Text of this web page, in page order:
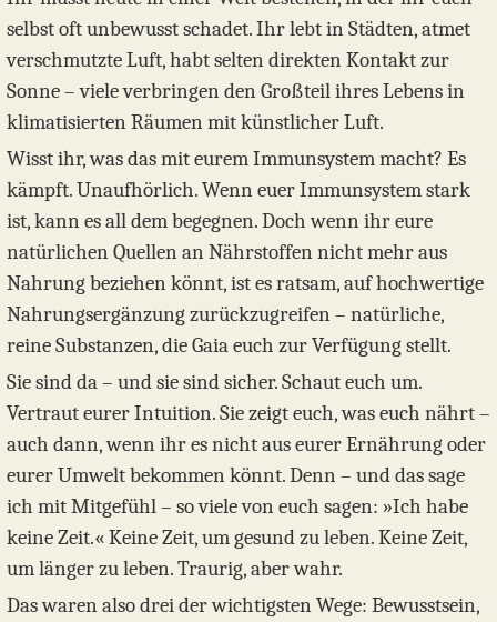
selbst oft unbewusst schadet. Ihr lebt in Städten, atmet
verschmutzte Luft, habt selten direkten Kontakt zur
Sonne – viele verbringen den Großteil ihres Lebens in
klimatisierten Räumen mit künstlicher Luft.
Wisst ihr, was das mit eurem Immunsystem macht? Es
kämpft. Unaufhörlich. Wenn euer Immunsystem stark
ist, kann es all dem begegnen. Doch wenn ihr eure
natürlichen Quellen an Nährstoffen nicht mehr aus
Nahrung beziehen könnt, ist es ratsam, auf hochwertige
Nahrungsergänzung zurückzugreifen – natürliche,
reine Substanzen, die Gaia euch zur Verfügung stellt.
Sie sind da – und sie sind sicher. Schaut euch um.
Vertraut eurer Intuition. Sie zeigt euch, was euch nährt –
auch dann, wenn ihr es nicht aus eurer Ernährung oder
eurer Umwelt bekommen könnt. Denn – und das sage
ich mit Mitgefühl – so viele von euch sagen: »Ich habe
keine Zeit.« Keine Zeit, um gesund zu leben. Keine Zeit,
um länger zu leben. Traurig, aber wahr.
Das waren also drei der wichtigsten Wege: Bewusstsein,